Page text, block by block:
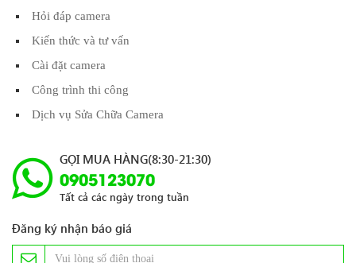
Hỏi đáp camera
Kiến thức và tư vấn
Cài đặt camera
Công trình thi công
Dịch vụ Sửa Chữa Camera
GỌI MUA HÀNG(8:30-21:30)
0905123070
Tất cả các ngày trong tuần
Đăng ký nhận báo giá